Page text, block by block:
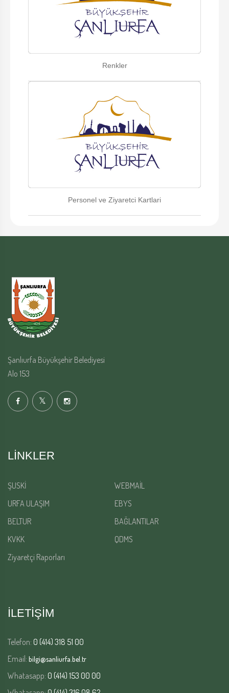
Renkler
Personel ve Ziyaretci Kartlari
Şanlıurfa Büyükşehir Belediyesi
Alo 153
LINKLER
ŞUSKİ
WEBMAİL
URFA ULAŞIM
EBYS
BELTUR
BAĞLANTILAR
KVKK
QDMS
Ziyaretçi Raporları
İLETİŞİM
Telefon: 0 (414) 318 51 00
Email: bilgi@sanliurfa.bel.tr
Whatasapp: 0 (414) 153 00 00